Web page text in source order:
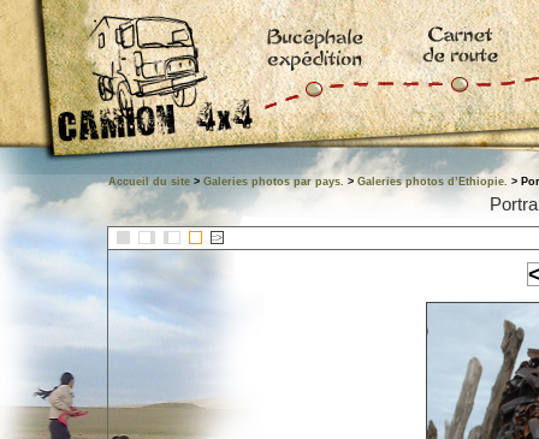
Accueil du site > Galeries photos par pays. > Galeries photos d’Ethiopie. >
::>